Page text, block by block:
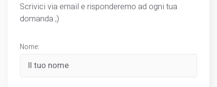
Scrivici via email e risponderemo ad ogni tua
domanda ;)
Nome: